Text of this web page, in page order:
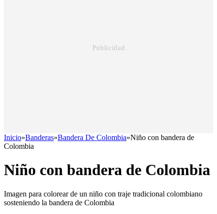
Inicio»Banderas»Bandera De Colombia»Niño con bandera de
Colombia
Niño con bandera de Colombia
Imagen para colorear de un niño con traje tradicional colombiano
sosteniendo la bandera de Colombia